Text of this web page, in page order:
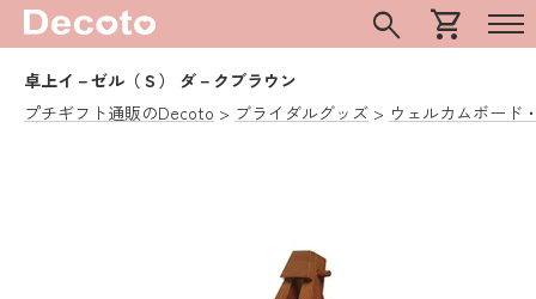
search shopping_cart
卓上イ－ゼル（Ｓ） ダ－クブラウン
プチギフト通販のDecoto
ブライダルグッズ ウェルカムボード